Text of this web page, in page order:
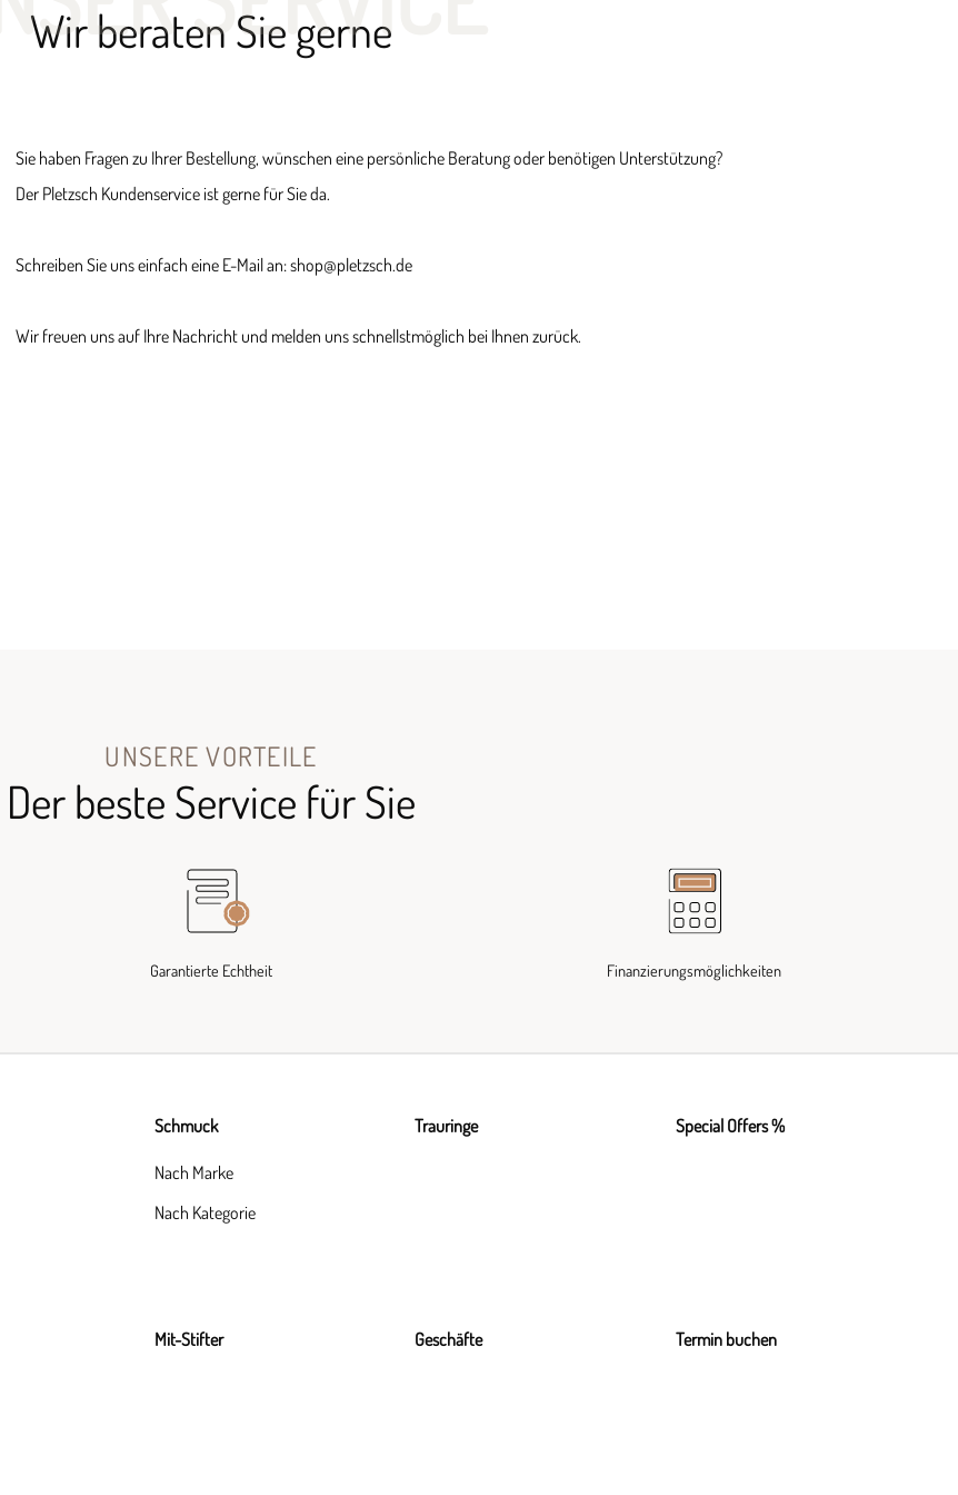
Wir beraten Sie gerne
Sie haben Fragen zu Ihrer Bestellung, wünschen eine persönliche Beratung oder benötigen Unterstützung?
Der Pletzsch Kundenservice ist gerne für Sie da.
Schreiben Sie uns einfach eine E-Mail an: shop@pletzsch.de
Wir freuen uns auf Ihre Nachricht und melden uns schnellstmöglich bei Ihnen zurück.
UNSERE VORTEILE
Der beste Service für Sie
Garantierte Echtheit Finanzierungsmöglichkeiten
Schmuck
Nach Marke
Nach Kategorie
Trauringe Special Offers %
Mit-Stifter Geschäfte Termin buchen